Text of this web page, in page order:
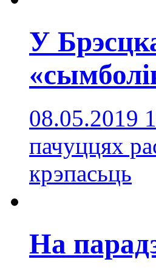
У
08.05.2019
пачуццях
крэпасьць
На